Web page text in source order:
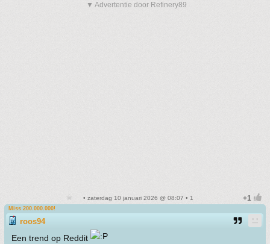
▼ Advertentie door Refinery89
• zaterdag 10 januari 2026 @ 08:07 • 1
Miss 200.000.000!
roos94
Een trend op Reddit